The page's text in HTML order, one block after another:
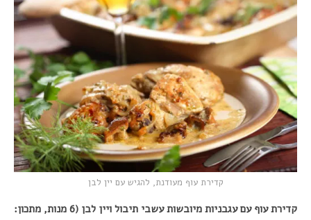
קדירת עוף מעודנת, להגיש עם יין לבן
קדירת עוף עם עגבניות מיובשות עשבי תיבול ויין לבן (6 מנות, מתכון: